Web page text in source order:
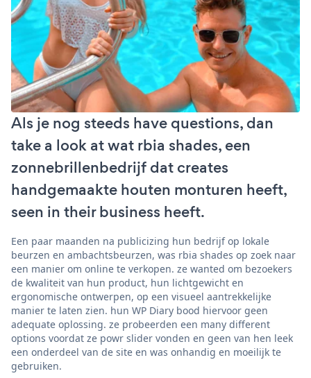
Als je nog steeds have questions, dan
take a look at wat rbia shades, een
zonnebrillenbedrijf dat creates
handgemaakte houten monturen heeft,
seen in their business heeft.
Een paar maanden na publicizing hun bedrijf op lokale
beurzen en ambachtsbeurzen, was rbia shades op zoek naar
een manier om online te verkopen. ze wanted om bezoekers
de kwaliteit van hun product, hun lichtgewicht en
ergonomische ontwerpen, op een visueel aantrekkelijke
manier te laten zien. hun WP Diary bood hiervoor geen
adequate oplossing. ze probeerden een many different
options voordat ze powr slider vonden en geen van hen leek
een onderdeel van de site en was onhandig en moeilijk te
gebruiken.